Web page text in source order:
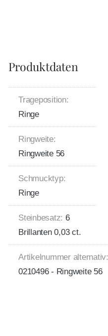
Produktdaten
Trageposition:
Ringe
Ringweite:
Ringweite 56
Schmucktyp:
Ringe
Steinbesatz: 6
Brillanten 0,03 ct.
Artikelnummer alternativ:
0210496 - Ringweite 56